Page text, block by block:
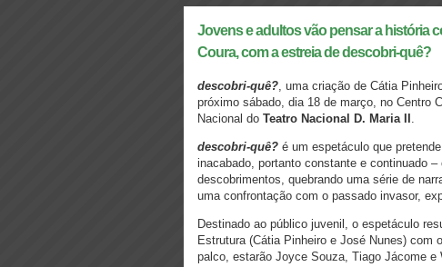
Jovens e adultos vão pensar a história
Coura, com a estreia de descobri-quê?
descobri-quê?, uma criação de Cátia
próximo sábado, dia 18 de março, no Centro
Nacional do Teatro Nacional D. Maria II .
descobri-quê? é um espetáculo que
inacabado, portanto constante e continuado
descobrimentos, quebrando uma série de
uma confrontação com o passado invasor,
Destinado ao público juvenil , o espetáculo
Estrutura(Cátia Pinheiro e José Nunes) com
palco, estarão Joyce Souza, Tiago Jácome e